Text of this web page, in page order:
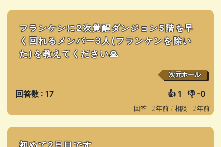
フランケンに2次覚醒ダンジョン5階を早
く回れるメンバー3人(フランケンを除い
た)を教えてください🙏
次元ホール
回答数 : 17 👍 1 👎 -0
回答 : 2年前 / 相談 : 2年前
初めて2日目です